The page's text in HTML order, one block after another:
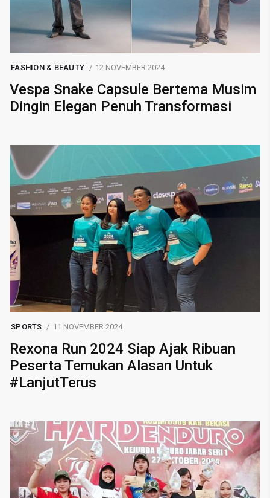
FASHION & BEAUTY 12 NOVEMBER 2024
Vespa Snake Capsule Bertema Musim
Dingin Elegan Penuh Transformasi
SPORTS 11 NOVEMBER 2024
Rexona Run 2024 Siap Ajak Ribuan
Peserta Temukan Alasan Untuk
#LanjutTerus